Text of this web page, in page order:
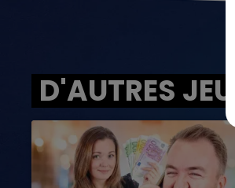
D'AUTRES JEUX